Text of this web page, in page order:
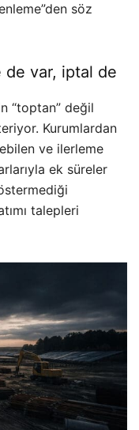
söz
de var, iptal de
“toptan” değil
Kurumlardan
ve ilerleme
ek süreler
talepleri